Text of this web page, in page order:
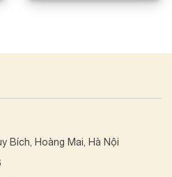
Bích, Hoàng Mai, Hà Nội